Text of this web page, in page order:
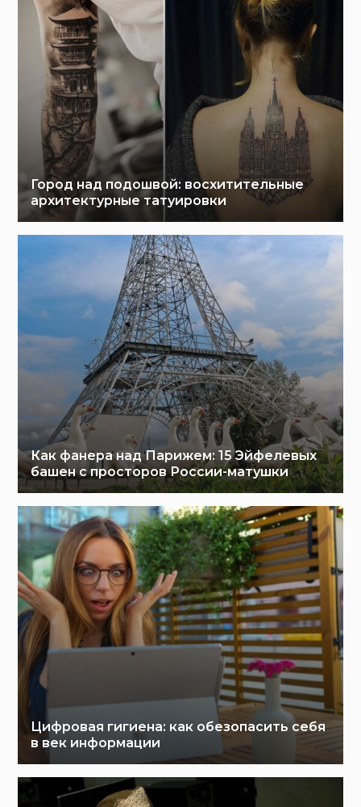
Город над подошвой: восхитительные
архитектурные татуировки
Как фанера над Парижем: 15 Эйфелевых
башен с просторов России-матушки
Цифровая гигиена: как обезопасить себя
в век информации